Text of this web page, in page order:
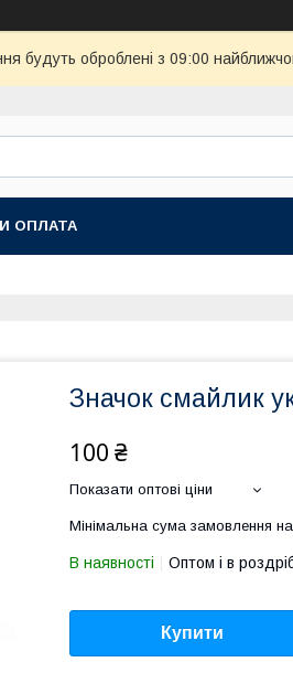
будуть оброблені з 09:00
ОПЛАТА
Значок смайлик
100 ₴
Показати оптові ціни
Мінімальна сума замовлення
В наявності Оптом і в
Купити